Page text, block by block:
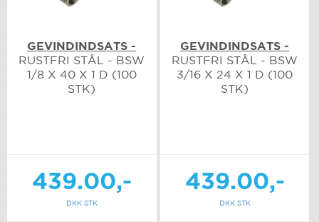
GEVINDINDSATS -
RUSTFRI STÅL - BSW
1/8 X 40 X 1 D (100
STK)
439.00,-
DKK STK
GEVINDINDSATS -
RUSTFRI STÅL - BSW
3/16 X 24 X 1 D (100
STK)
439.00,-
DKK STK